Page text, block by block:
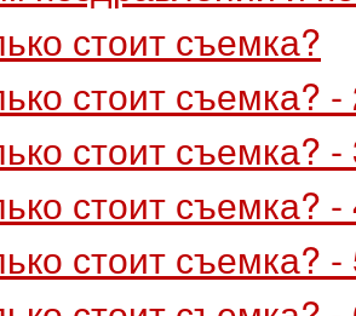
стоит съемка?
стоит съемка? -
стоит съемка? -
стоит съемка? -
стоит съемка? -